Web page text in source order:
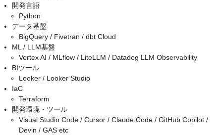
開発言語
Python
データ基盤
BigQuery / Fivetran / dbt Cloud
ML / LLM基盤
Vertex AI / MLflow / LiteLLM / Datadog LLM Observability
BIツール
Looker / Looker Studio
IaC
Terraform
開発環境・ツール
Visual Studio Code / Cursor / Claude Code / GitHub Copilot /
Devin / GAS etc